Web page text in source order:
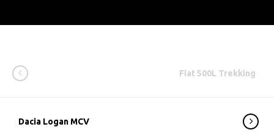
Fiat 500L Trekking
Dacia Logan MCV